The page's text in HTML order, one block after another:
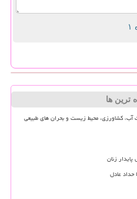
ترین ها
آب، کشاورزی، محیط زیست و بحران های طبیعی
زنان
حداد عادل